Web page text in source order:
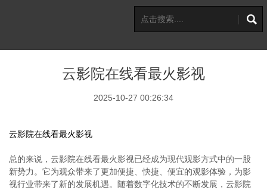
云影院在线看最火影视
2025-10-27 00:26:34
云影院在线看最火影视
总的来说，云影院在线看最火影视已经成为现代观影方式中的一股
新势力。它为观众带来了更加便捷、快捷、便宜的观影体验，为影
视行业带来了新的发展机遇。随着数字化技术的不断发展，云影院